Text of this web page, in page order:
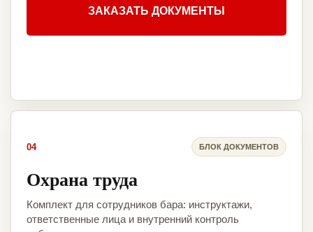
ЗАКАЗАТЬ ДОКУМЕНТЫ
04 БЛОК ДОКУМЕНТОВ
Охрана труда
Комплект для сотрудников бара: инструктажи,
ответственные лица и внутренний контроль